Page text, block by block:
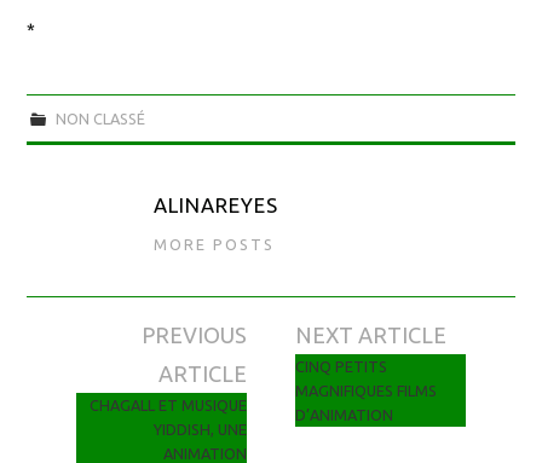
*
NON CLASSÉ
ALINAREYES
MORE POSTS
Navigation des articles
PREVIOUS
ARTICLE
CHAGALL ET MUSIQUE
YIDDISH, UNE
ANIMATION
NEXT ARTICLE
CINQ PETITS
MAGNIFIQUES FILMS
D’ANIMATION